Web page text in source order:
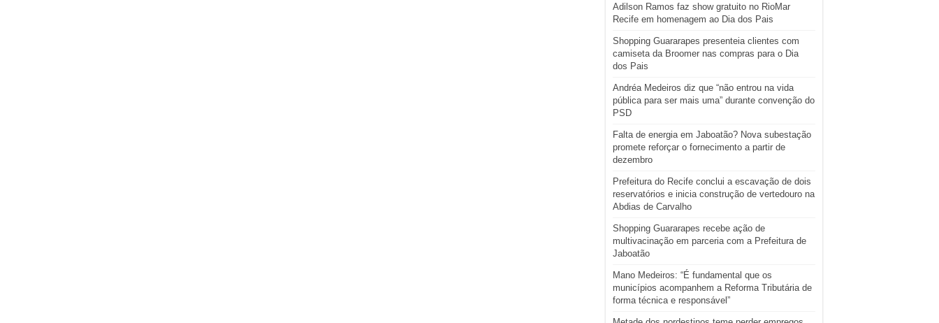
Adilson Ramos faz show gratuito no RioMar
Recife em homenagem ao Dia dos Pais
Shopping Guararapes presenteia clientes com
camiseta da Broomer nas compras para o Dia
dos Pais
Andréa Medeiros diz que “não entrou na vida
pública para ser mais uma” durante convenção do
PSD
Falta de energia em Jaboatão? Nova subestação
promete reforçar o fornecimento a partir de
dezembro
Prefeitura do Recife conclui a escavação de dois
reservatórios e inicia construção de vertedouro na
Abdias de Carvalho
Shopping Guararapes recebe ação de
multivacinação em parceria com a Prefeitura de
Jaboatão
Mano Medeiros: “É fundamental que os
municípios acompanhem a Reforma Tributária de
forma técnica e responsável”